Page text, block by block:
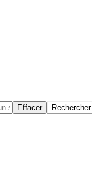
Effacer Rechercher